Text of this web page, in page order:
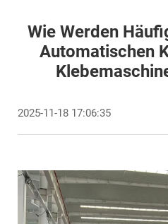
Wie Werden
Automatischen
2025-11-18 17:06:35